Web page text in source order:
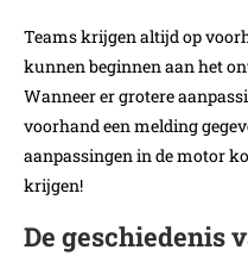
Teams krijgen altijd op
kunnen beginnen aan het
Wanneer er grotere
voorhand een melding
aanpassingen in de motor
krijgen!
De geschiedenis